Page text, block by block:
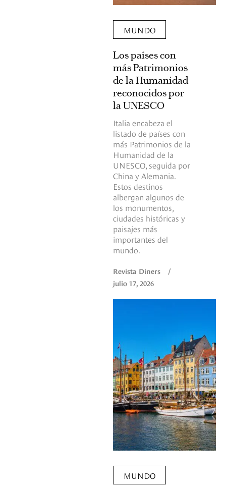
MUNDO
Los países con
más Patrimonios
de la Humanidad
reconocidos por
la UNESCO
Italia encabeza el
listado de países con
más Patrimonios de la
Humanidad de la
UNESCO, seguida por
China y Alemania.
Estos destinos
albergan algunos de
los monumentos,
ciudades históricas y
paisajes más
importantes del
mundo.
Revista Diners
/
julio 17, 2026
MUNDO